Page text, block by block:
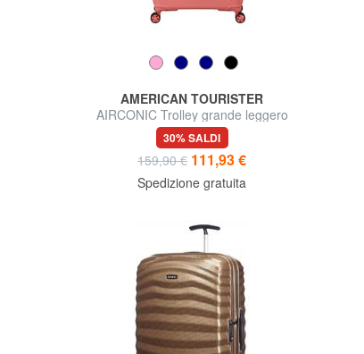
AMERICAN TOURISTER
AIRCONIC Trolley grande leggero
30% SALDI
159,90 € 111,93 €
Spedizione gratuita